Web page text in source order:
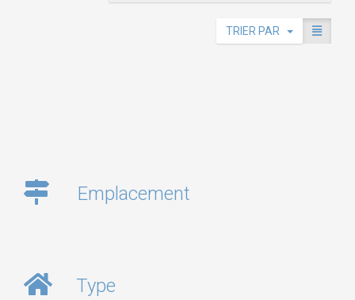
TRIER PAR
Emplacement
Type